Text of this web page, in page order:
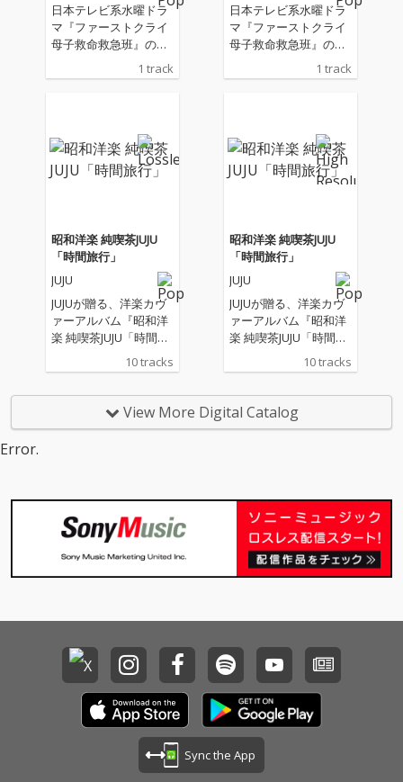
日本テレビ系水曜ドラ
マ『ファーストクライ
母子救命救急班』の主
1 track
日本テレビ系水曜ドラ
マ『ファーストクライ
母子救命救急班』の主
1 track
昭和洋楽 純喫茶JUJU
「時間旅行」
JUJU
JUJUが贈る、洋楽カヴ
ァーアルバム『昭和洋
楽 純喫茶JUJU「時間旅
行」』。 “昭和の時代
に日本で愛された洋
正隆プロデュースのも
と、 誰もが心に残る名
10 tracks
昭和洋楽 純喫茶JUJU
「時間旅行」
JUJU
JUJUが贈る、洋楽カヴ
ァーアルバム『昭和洋
楽 純喫茶JUJU「時間旅
行」』。 “昭和の時代
に日本で愛された洋
正隆プロデュースのも
と、 誰もが心に残る名
10 tracks
View More Digital Catalog
Error.
Sync the App